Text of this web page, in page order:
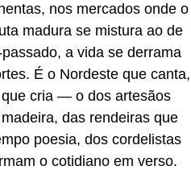
nos mercados onde o
madura se mistura ao de
a vida se derrama
É o Nordeste que canta,
cria — o dos artesãos
das rendeiras que
poesia, dos cordelistas
o cotidiano em verso.